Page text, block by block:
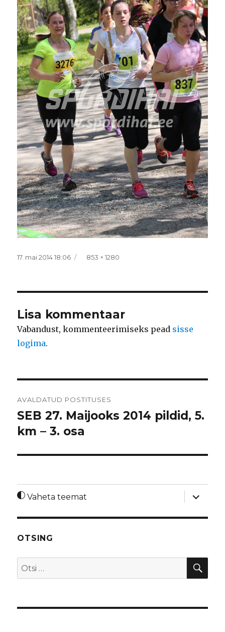
Postitatud
17. mai 2014 18:06 Täissuurus
853 × 1280
Lisa kommentaar
Vabandust, kommenteerimiseks pead sisse
logima.
AVALDATUD POSTITUSES
SEB 27. Maijooks 2014 pildid, 5.
km – 3. osa
Vaheta teemat
laienda
OTSING
Otsi: